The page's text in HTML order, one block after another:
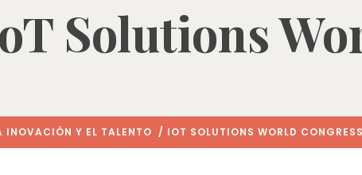
Solutions
INOVACIÓN Y EL TALENTO / IOT SOLUTIONS WORLD CONGRESS